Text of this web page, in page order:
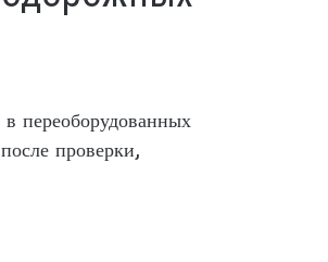
переоборудованных
проверки,